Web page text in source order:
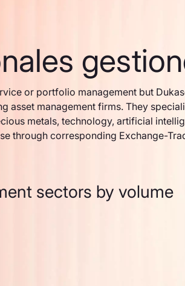
or portfolio management but
asset management firms. They
metals, technology, artificial
through corresponding Exchange-
sectors by volume